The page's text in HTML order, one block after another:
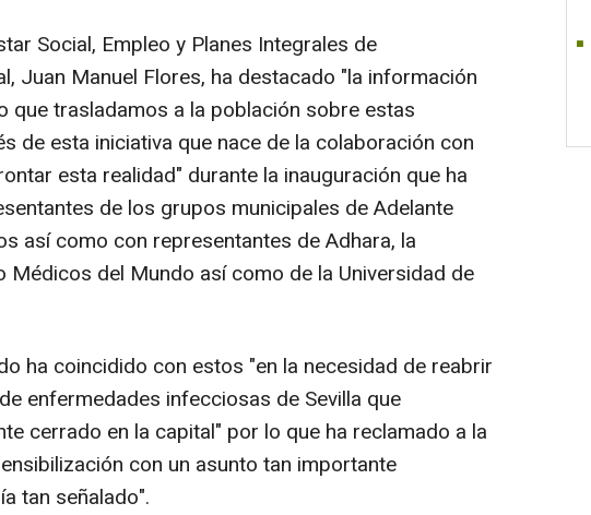
Social, Empleo y Planes Integrales de
Juan Manuel Flores, ha destacado "la información
que trasladamos a la población sobre estas
de esta iniciativa que nace de la colaboración con
esta realidad" durante la inauguración que ha
de los grupos municipales de Adelante
así como con representantes de Adhara, la
Médicos del Mundo así como de la Universidad de
ha coincidido con estos "en la necesidad de reabrir
enfermedades infecciosas de Sevilla que
cerrado en la capital" por lo que ha reclamado a la
con un asunto tan importante
tan señalado".